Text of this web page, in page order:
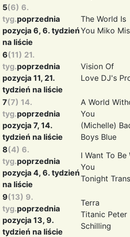
5(6) 6.
tyg.poprzednia
pozycja 6, 6. tydzień
na liście
The World Is
You Miko
6(11) 21.
tyg.poprzednia
pozycja 11, 21.
tydzień na liście
Vision Of
Love DJ's
7(7) 14.
tyg.poprzednia
pozycja 7, 14.
tydzień na liście
A World
You
(Michelle)
Boys Blue
8(4) 6.
tyg.poprzednia
pozycja 4, 6. tydzień
na liście
I Want To Be
You
Tonight
9(13) 9.
tyg.poprzednia
pozycja 13, 9.
tydzień na liście
Terra
Titanic Peter
Schilling